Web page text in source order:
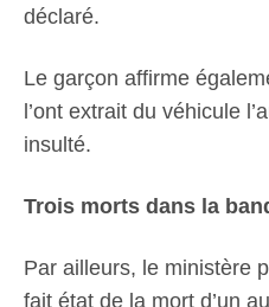
déclaré.
Le garçon affirme
l’ont extrait du véhicule
insulté.
Trois morts dans la
Par ailleurs, le ministère
fait état de la mort d’un